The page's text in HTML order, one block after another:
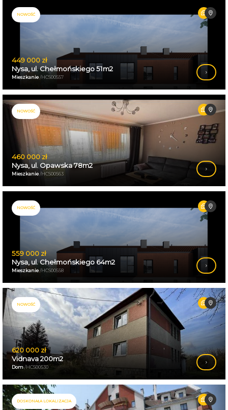
NOWOŚĆ
449 000 zł
Nysa, ul. Chełmońskiego 51m2
Mieszkanie/HCS00557
NOWOŚĆ
460 000 zł
Nysa, ul. Opawska 78m2
Mieszkanie/HCS00563
NOWOŚĆ
559 000 zł
Nysa, ul. Chełmońskiego 64m2
Mieszkanie/HCS00558
NOWOŚĆ
620 000 zł
Vidnava 200m2
Dom/HCS00530
DOSKONAŁA LOKALIZACJA